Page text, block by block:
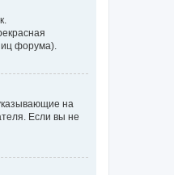
форума).
на
Если вы не